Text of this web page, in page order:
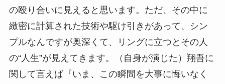
の殴り合いに見えると思います。ただ、その中に
緻密に計算された技術や駆け引きがあって、シン
プルなんですが奥深くて、リングに立つとその人
の“人生”が見えてきます。（自身が演じた）翔吾に
関して言えば『いま、この瞬間を大事に悔いなく